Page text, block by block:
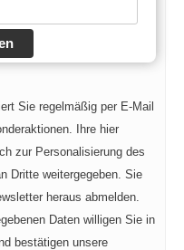
Sie regelmäßig per E-Mail
Ihre hier
zur Personalisierung des
Dritte weitergegeben. Sie
heraus abmelden.
Daten willigen Sie in
bestätigen unsere